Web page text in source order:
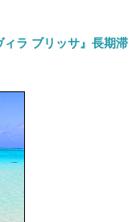
ィラ ブリッサ』長期滞